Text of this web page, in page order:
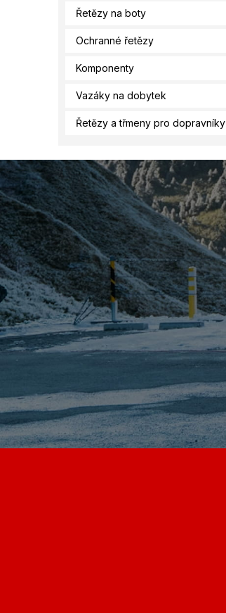
Řetězy na boty
Ochranné řetězy
Komponenty
Vazáky na dobytek
Řetězy a třmeny pro dopravníky
Z
á
p
a
t
í